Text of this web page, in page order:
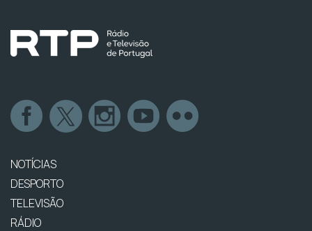
NOTÍCIAS
DESPORTO
TELEVISÃO
RÁDIO